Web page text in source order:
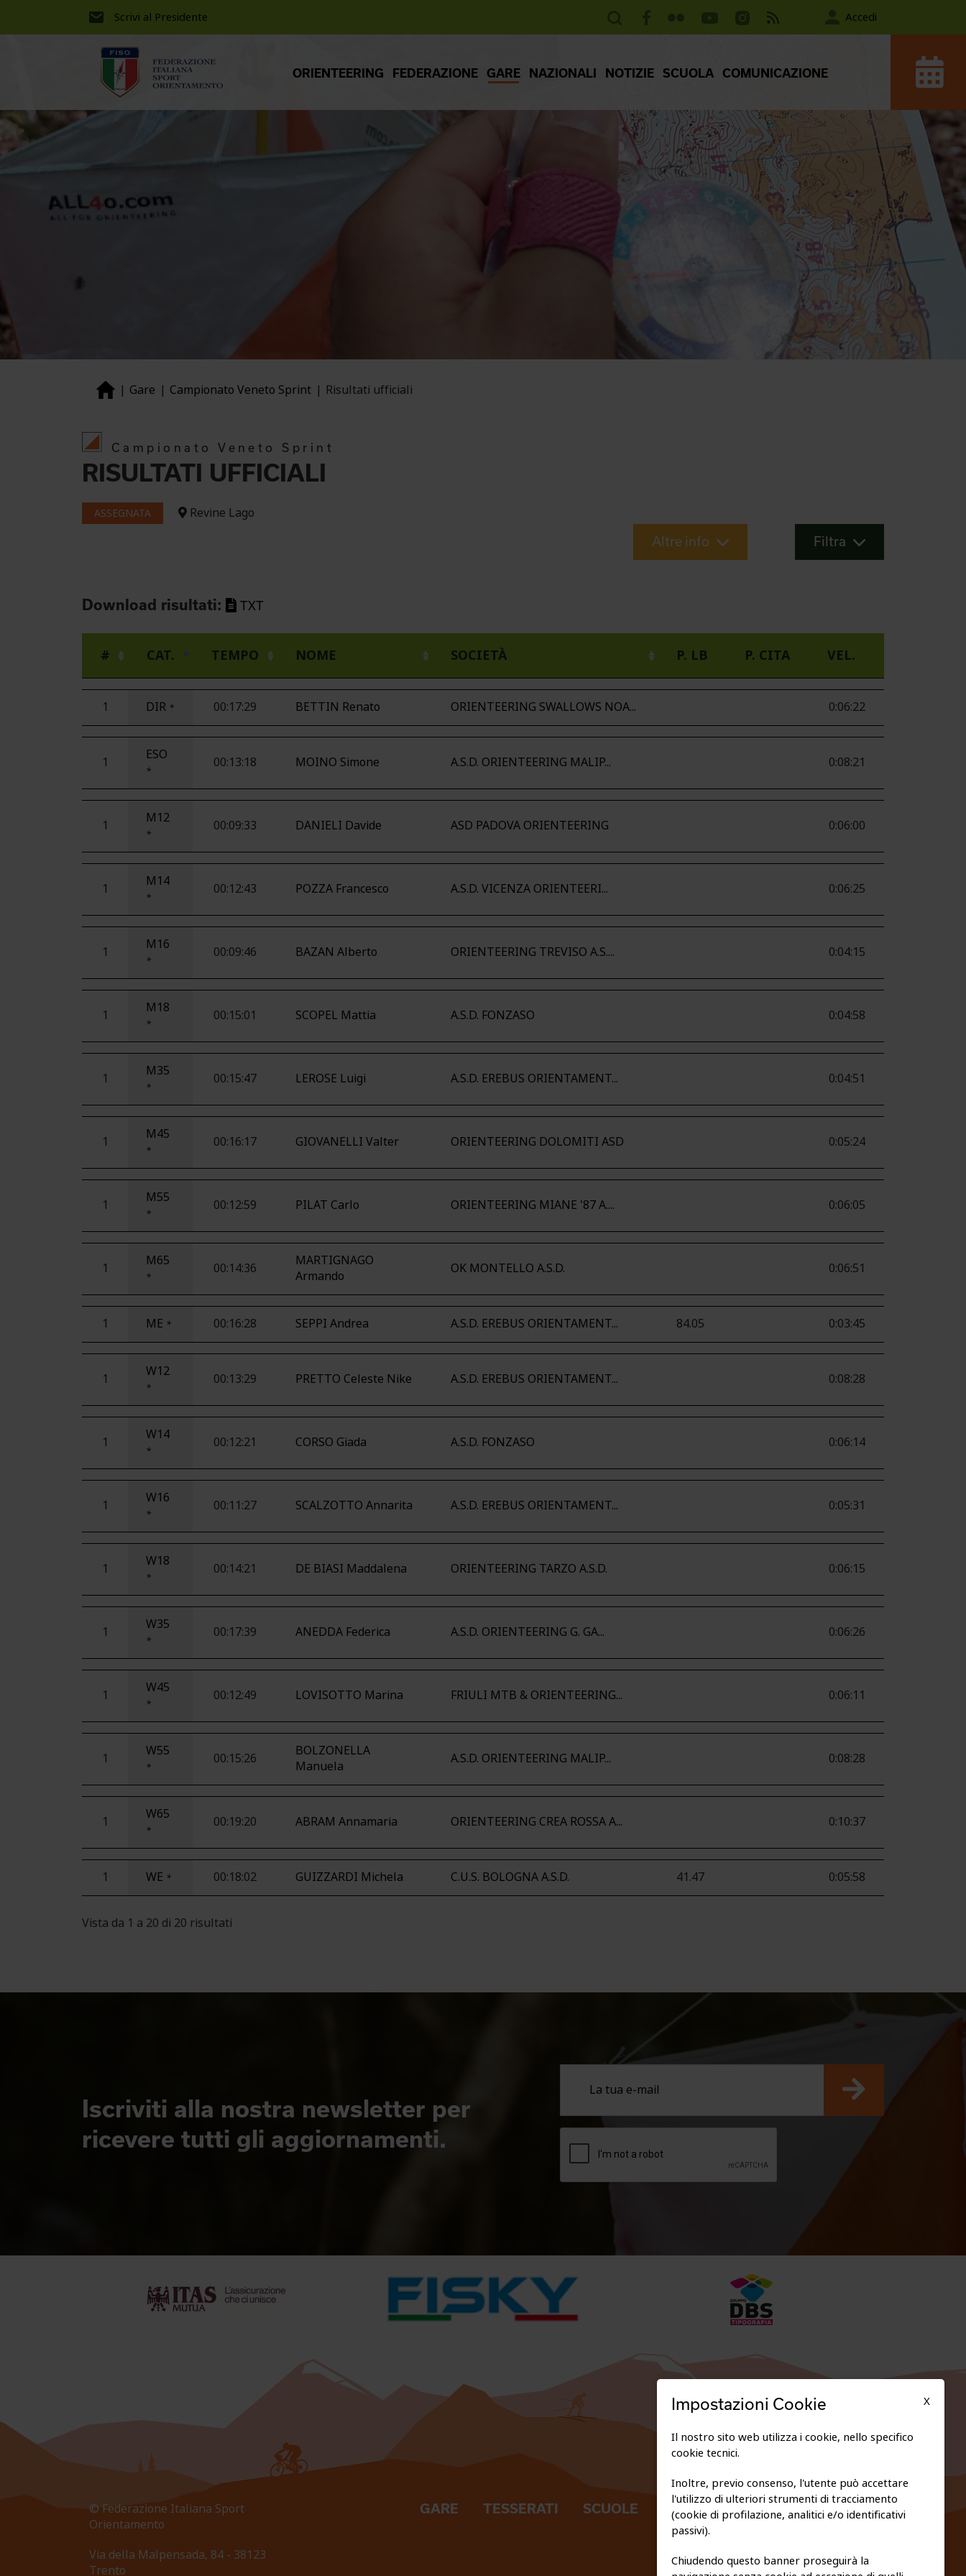
Scrivi al Presidente Accedi
ORIENTEERING FEDERAZIONE GARE NAZIONALI NOTIZIE SCUOLA COMUNICAZIONE
Gare Campionato Veneto Sprint Risultati ufficiali
Campionato Veneto Sprint
RISULTATI UFFICIALI
ASSEGNATA Revine Lago
Altre info Filtra
Download risultati: TXT
# CAT. TEMPO NOME SOCIETÀ P. LB P. CITA VEL.
1 DIR * 00:17:29 BETTIN Renato ORIENTEERING SWALLOWS NOA... 0:06:22
1 ESO
*
00:13:18 MOINO Simone A.S.D. ORIENTEERING MALIP... 0:08:21
1 M12
*
00:09:33 DANIELI Davide ASD PADOVA ORIENTEERING 0:06:00
1 M14
*
00:12:43 POZZA Francesco A.S.D. VICENZA ORIENTEERI... 0:06:25
1 M16
*
00:09:46 BAZAN Alberto ORIENTEERING TREVISO A.S.... 0:04:15
1 M18
*
00:15:01 SCOPEL Mattia A.S.D. FONZASO 0:04:58
1 M35
*
00:15:47 LEROSE Luigi A.S.D. EREBUS ORIENTAMENT... 0:04:51
1 M45
*
00:16:17 GIOVANELLI Valter ORIENTEERING DOLOMITI ASD 0:05:24
1 M55
*
00:12:59 PILAT Carlo ORIENTEERING MIANE '87 A.... 0:06:05
1 M65
*
00:14:36
MARTIGNAGO
Armando
OK MONTELLO A.S.D. 0:06:51
1 ME * 00:16:28 SEPPI Andrea A.S.D. EREBUS ORIENTAMENT... 84.05 0:03:45
1 W12
*
00:13:29 PRETTO Celeste Nike A.S.D. EREBUS ORIENTAMENT... 0:08:28
1 W14
*
00:12:21 CORSO Giada A.S.D. FONZASO 0:06:14
1 W16
*
00:11:27 SCALZOTTO Annarita A.S.D. EREBUS ORIENTAMENT... 0:05:31
1 W18
*
00:14:21 DE BIASI Maddalena ORIENTEERING TARZO A.S.D. 0:06:15
1 W35
*
00:17:39 ANEDDA Federica A.S.D. ORIENTEERING G. GA... 0:06:26
1 W45
*
00:12:49 LOVISOTTO Marina FRIULI MTB & ORIENTEERING... 0:06:11
1 W55
*
00:15:26
BOLZONELLA
Manuela
A.S.D. ORIENTEERING MALIP... 0:08:28
1 W65
*
00:19:20 ABRAM Annamaria ORIENTEERING CREA ROSSA A... 0:10:37
1 WE * 00:18:02 GUIZZARDI Michela C.U.S. BOLOGNA A.S.D. 41.47 0:05:58
Vista da 1 a 20 di 20 risultati
Iscriviti alla nostra newsletter per
ricevere tutti gli aggiornamenti.
© Federazione Italiana Sport
Orientamento
Via della Malpensada, 84 - 38123
Trento
GARE TESSERATI SCUOLE
FEDERAZIONE TRASPARENTE
PRIVACY E COOKIE POLICY
X
Impostazioni Cookie
Il nostro sito web utilizza i cookie, nello specifico
cookie tecnici.
Inoltre, previo consenso, l'utente può accettare
l'utilizzo di ulteriori strumenti di tracciamento
(cookie di profilazione, analitici e/o identificativi
passivi).
Chiudendo questo banner proseguirà la